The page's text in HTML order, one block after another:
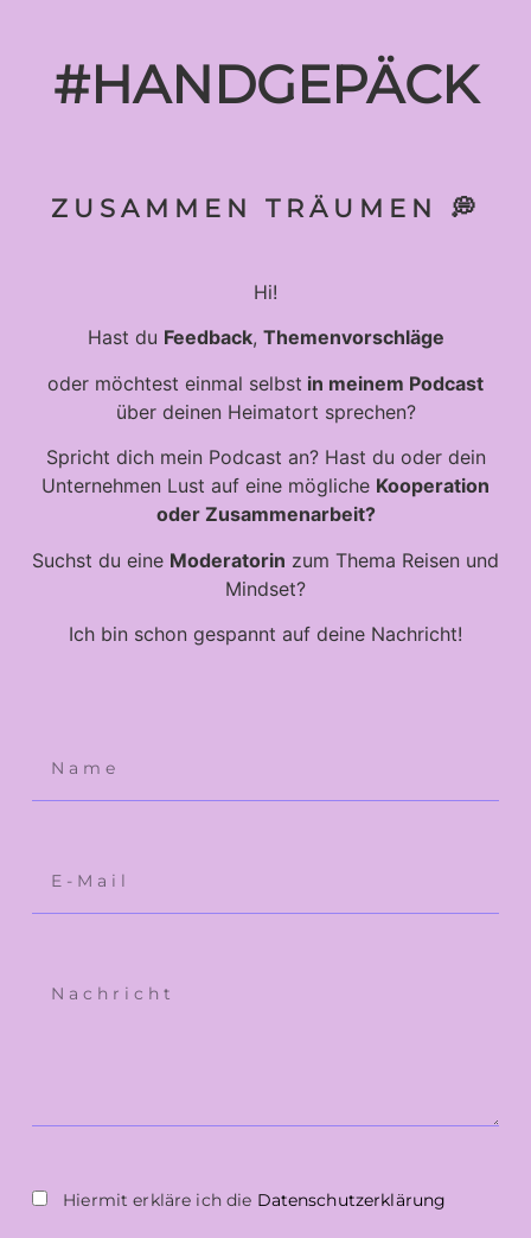
#HANDGEPÄCK
ZUSAMMEN TRÄUMEN 💭
Hi!
Hast du Feedback, Themenvorschläge
oder möchtest einmal selbst in meinem Podcast
über deinen Heimatort sprechen?
Spricht dich mein Podcast an? Hast du oder dein
Unternehmen Lust auf eine mögliche Kooperation
oder Zusammenarbeit?
Suchst du eine Moderatorin zum Thema Reisen und
Mindset?
Ich bin schon gespannt auf deine Nachricht!
Hiermit erkläre ich die Datenschutzerklärung